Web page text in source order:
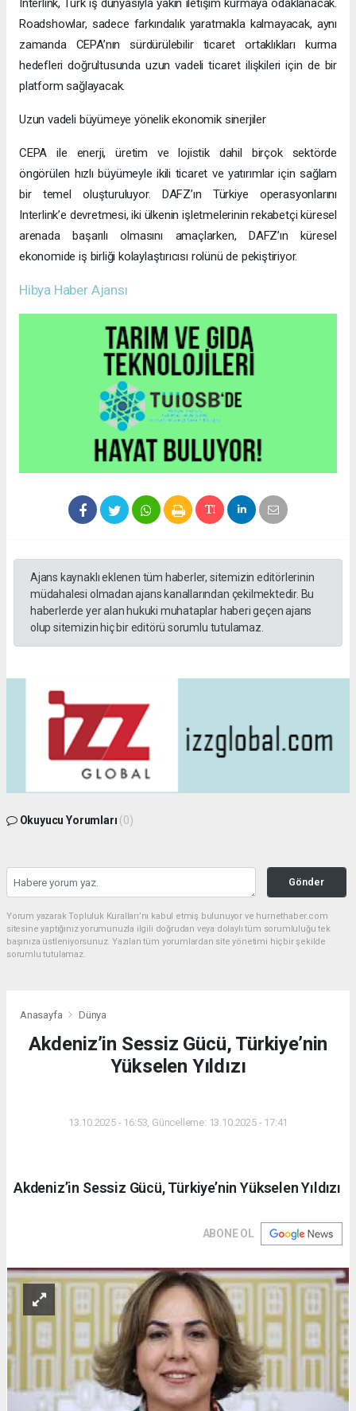
Interlink, Türk iş dünyasıyla yakın iletişim kurmaya odaklanacak.
Roadshowlar, sadece farkındalık yaratmakla kalmayacak, aynı
zamanda CEPA’nın sürdürülebilir ticaret ortaklıkları kurma
hedefleri doğrultusunda uzun vadeli ticaret ilişkileri için de bir
platform sağlayacak.
Uzun vadeli büyümeye yönelik ekonomik sinerjiler
CEPA ile enerji, üretim ve lojistik dahil birçok sektörde
öngörülen hızlı büyümeyle ikili ticaret ve yatırımlar için sağlam
bir temel oluşturuluyor. DAFZ’ın Türkiye operasyonlarını
Interlink’e devretmesi, iki ülkenin işletmelerinin rekabetçi küresel
arenada başarılı olmasını amaçlarken, DAFZ’ın küresel
ekonomide iş birliği kolaylaştırıcısı rolünü de pekiştiriyor.
Hibya Haber Ajansı
Ajans kaynaklı eklenen tüm haberler, sitemizin editörlerinin
müdahalesi olmadan ajans kanallarından çekilmektedir. Bu
haberlerde yer alan hukuki muhataplar haberi geçen ajans
olup sitemizin hiç bir editörü sorumlu tutulamaz.
Okuyucu Yorumları (0)
Gönder
Yorum yazarak Topluluk Kuralları’nı kabul etmiş bulunuyor ve hurnethaber.com
sitesine yaptığınız yorumunuzla ilgili doğrudan veya dolaylı tüm sorumluluğu tek
başınıza üstleniyorsunuz. Yazılan tüm yorumlardan site yönetimi hiçbir şekilde
sorumlu tutulamaz.
Anasayfa Dünya
Akdeniz’in Sessiz Gücü, Türkiye’nin
Yükselen Yıldızı
13.10.2025 - 16:53, Güncelleme: 13.10.2025 - 17:41
Akdeniz’in Sessiz Gücü, Türkiye’nin Yükselen Yıldızı
ABONE OL